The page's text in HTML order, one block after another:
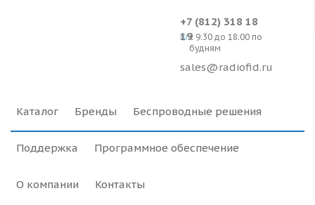
+7 (812) 318 18
19c 9:30 до 18:00 по
будням
sales@radiofid.ru
Каталог Бренды Беспроводные решения
Поддержка Программное обеспечение
О компании Контакты